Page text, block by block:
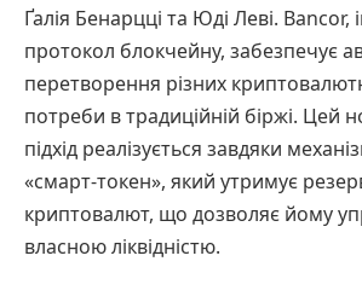
Ґалія Бенарцці та Юді Леві. Bancor,
протокол блокчейну, забезпечує
перетворення різних
потреби в традиційній біржі. Цей
підхід реалізується завдяки
«смарт-токен», який утримує
криптовалют, що дозволяє йому
власною ліквідністю.